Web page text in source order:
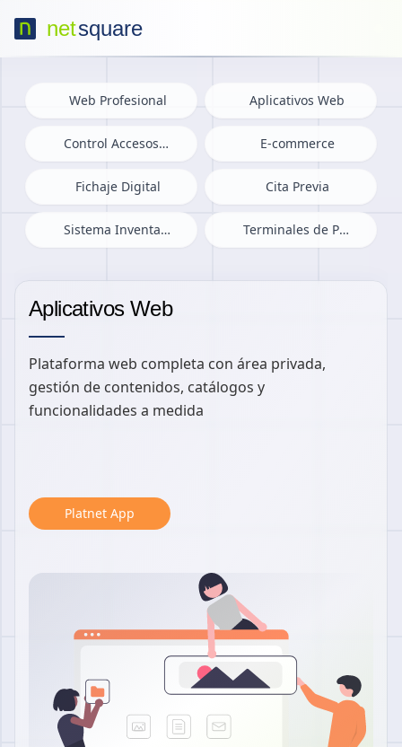
net
net
square
square
Web Profesional Aplicativos Web
Control Accesos Inteligente E-commerce
Fichaje Digital Cita Previa
Sistema Inventario RFID Terminales de Pago IA
Aplicativos Web
Plataforma web completa con área privada,
gestión de contenidos, catálogos y
funcionalidades a medida
Platnet App